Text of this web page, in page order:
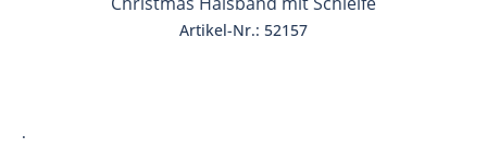
Artikel-Nr.: 52157
.